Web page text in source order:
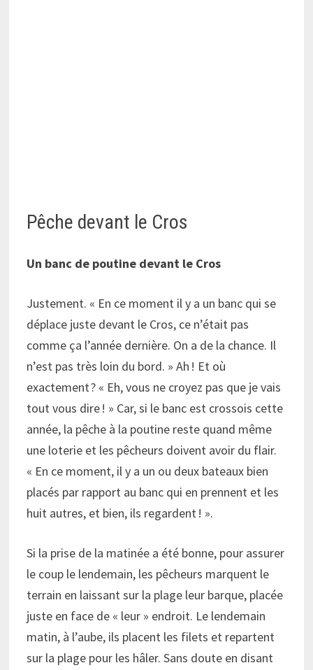
Pêche devant le Cros
Un banc de poutine devant le Cros
Justement. « En ce moment il y a un banc qui se
déplace juste devant le Cros, ce n’était pas
comme ça l’année dernière. On a de la chance. Il
n’est pas très loin du bord. » Ah ! Et où
exactement ? « Eh, vous ne croyez pas que je vais
tout vous dire ! » Car, si le banc est crossois cette
année, la pêche à la poutine reste quand même
une loterie et les pêcheurs doivent avoir du flair.
« En ce moment, il y a un ou deux bateaux bien
placés par rapport au banc qui en prennent et les
huit autres, et bien, ils regardent ! ».
Si la prise de la matinée a été bonne, pour assurer
le coup le lendemain, les pêcheurs marquent le
terrain en laissant sur la plage leur barque, placée
juste en face de « leur » endroit. Le lendemain
matin, à l’aube, ils placent les filets et repartent
sur la plage pour les hâler. Sans doute en disant